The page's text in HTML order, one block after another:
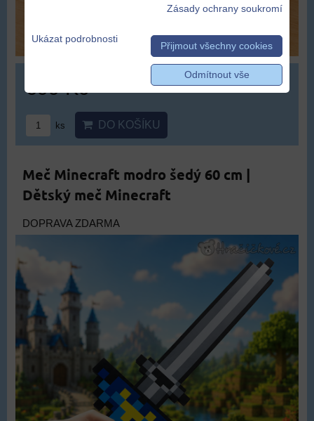
699 Kč
ks DO KOŠÍKU
Meč Minecraft modro šedý 60 cm |
Dětský meč Minecraft
DOPRAVA ZDARMA
Zásady ochrany soukromí
Ukázat podrobnosti
Přijmout všechny cookies
Odmítnout vše